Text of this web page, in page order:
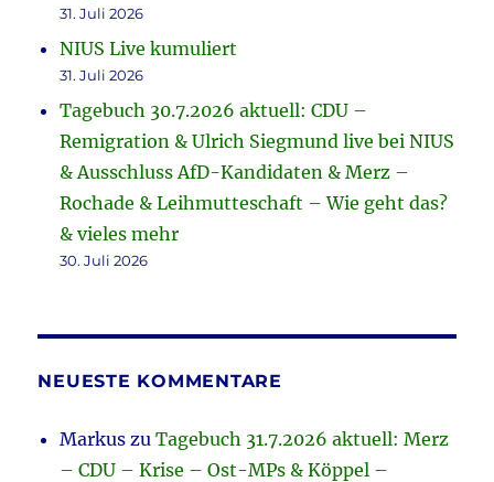
31. Juli 2026
NIUS Live kumuliert
31. Juli 2026
Tagebuch 30.7.2026 aktuell: CDU –
Remigration & Ulrich Siegmund live bei NIUS
& Ausschluss AfD-Kandidaten & Merz –
Rochade & Leihmutteschaft – Wie geht das?
& vieles mehr
30. Juli 2026
NEUESTE KOMMENTARE
Markus zuTagebuch 31.7.2026 aktuell: Merz
– CDU – Krise – Ost-MPs & Köppel –